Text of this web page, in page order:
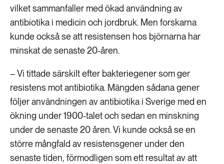
vilket sammanfaller med ökad användning av
antibiotika i medicin och jordbruk. Men forskarna
kunde också se att resistensen hos björnarna har
minskat de senaste 20-åren.
– Vi tittade särskilt efter bakteriegener som ger
resistens mot antibiotika. Mängden sådana gener
följer användningen av antibiotika i Sverige med en
ökning under 1900-talet och sedan en minskning
under de senaste 20 åren. Vi kunde också se en
större mångfald av resistensgener under den
senaste tiden, förmodligen som ett resultat av att